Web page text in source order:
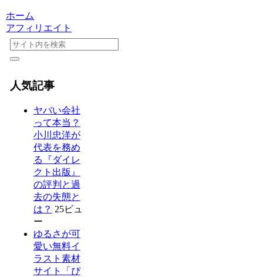
ホーム
アフィリエイト
人気記事
ヤバい会社
って本当？
小川忠洋が
代表を務め
る『ダイレ
クト出版』
の評判と過
去の失態と
は？ 25ビュ
ー
ゆるさが可
愛い無料イ
ラスト素材
サイト「ぴ